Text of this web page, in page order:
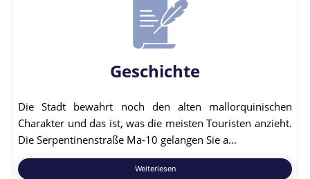
Geschichte
Die Stadt bewahrt noch den alten mallorquinischen
Charakter und das ist, was die meisten Touristen anzieht.
Die Serpentinenstraße Ma-10 gelangen Sie a...
Weiterlesen